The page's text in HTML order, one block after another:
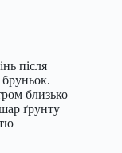
після
близько
ґрунту